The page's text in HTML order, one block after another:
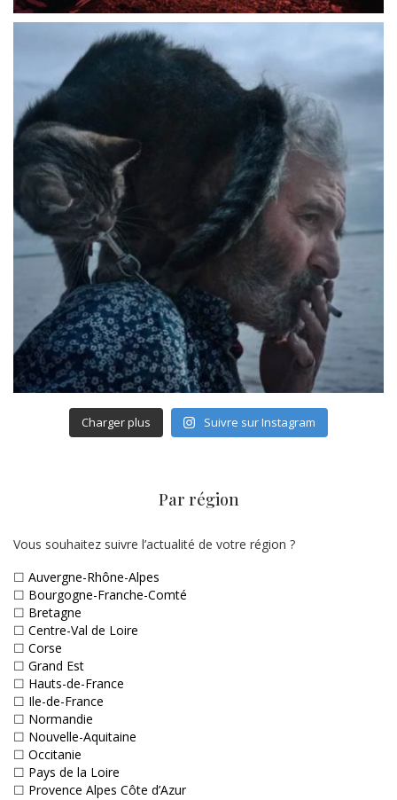
Charger plus Suivre sur Instagram
Par région
Vous souhaitez suivre l’actualité de votre région ?
☐ Auvergne-Rhône-Alpes
☐ Bourgogne-Franche-Comté
☐ Bretagne
☐ Centre-Val de Loire
☐ Corse
☐ Grand Est
☐ Hauts-de-France
☐ Ile-de-France
☐ Normandie
☐ Nouvelle-Aquitaine
☐ Occitanie
☐ Pays de la Loire
☐ Provence Alpes Côte d’Azur